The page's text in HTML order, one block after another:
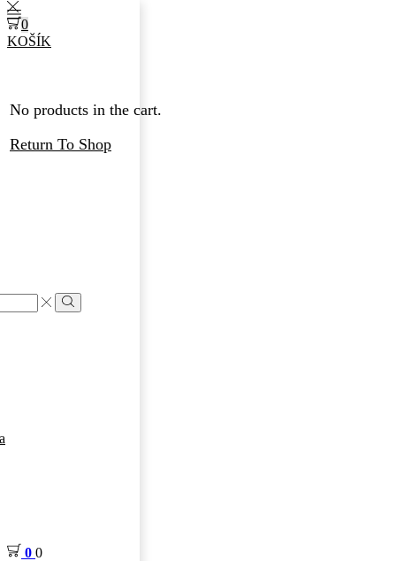
0 0
0
KOŠÍK
No products in the cart.
Return To Shop